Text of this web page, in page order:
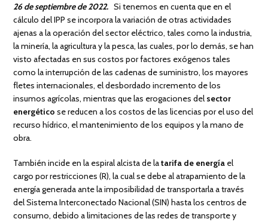
26 de septiembre de 2022. Si tenemos en cuenta que en el
cálculo del IPP se incorpora la variación de otras actividades
ajenas a la operación del sector eléctrico, tales como la industria,
la minería, la agricultura y la pesca, las cuales, por lo demás, se han
visto afectadas en sus costos por factores exógenos tales
como la interrupción de las cadenas de suministro, los mayores
fletes internacionales, el desbordado incremento de los
insumos agrícolas, mientras que las erogaciones del sector
energético se reducen a los costos de las licencias por el uso del
recurso hídrico, el mantenimiento de los equipos y la mano de
obra.
También incide en la espiral alcista de latarifa de energía el
cargo por restricciones (R), la cual se debe al atrapamiento de la
energía generada ante la imposibilidad de transportarla a través
del Sistema Interconectado Nacional (SIN) hasta los centros de
consumo, debido a limitaciones de las redes de transporte y